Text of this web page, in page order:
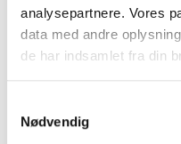
analysepartnere. Vores
data med andre
de har indsamlet fra din
Nødvendig
Hvorfor tilbyder
lyst greb?
foretrækker. Det